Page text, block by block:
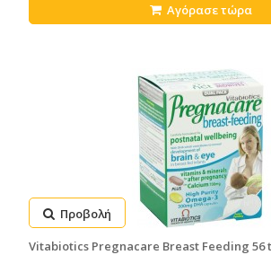
Αγόρασε τώρα
Προβολή
Vitabiotics Pregnacare Breast Feeding 56